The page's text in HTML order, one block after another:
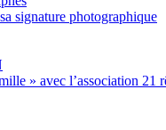
signature photographique
» avec l’association 21